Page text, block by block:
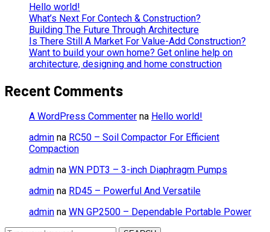
Hello world!
What’s Next For Contech & Construction?
Building The Future Through Architecture
Is There Still A Market For Value-Add Construction?
Want to build your own home? Get online help on
architecture, designing and home construction
Recent Comments
A WordPress Commenter na Hello world!
admin na RC50 – Soil Compactor For Efficient
Compaction
admin na WN PDT3 – 3-inch Diaphragm Pumps
admin na RD45 – Powerful And Versatile
admin na WN GP2500 – Dependable Portable Power